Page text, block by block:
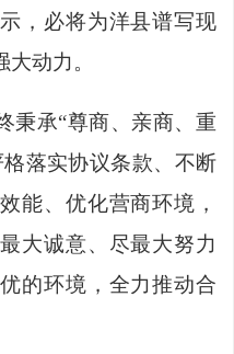
，必将为洋县谱写现
动力。
秉承“尊商、亲商、重
落实协议条款、不断
能、优化营商环境，
大诚意、尽最大努力
的环境，全力推动合